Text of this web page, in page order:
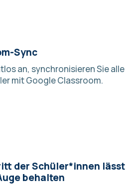
Sync
an, synchronisieren Sie alle
mitGoogle Classroom.
der Schüler*innen lässt
behalten